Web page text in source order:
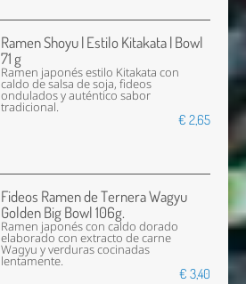
Ramen Shoyu | Estilo Kitakata | Bowl
71 g
Ramen japonés estilo Kitakata con
caldo de salsa de soja, fideos
ondulados y auténtico sabor
tradicional.
€ 2,65
Fideos Ramen de Ternera Wagyu
Golden Big Bowl 106g.
Ramen japonés con caldo dorado
elaborado con extracto de carne
Wagyu y verduras cocinadas
lentamente.
€ 3,40